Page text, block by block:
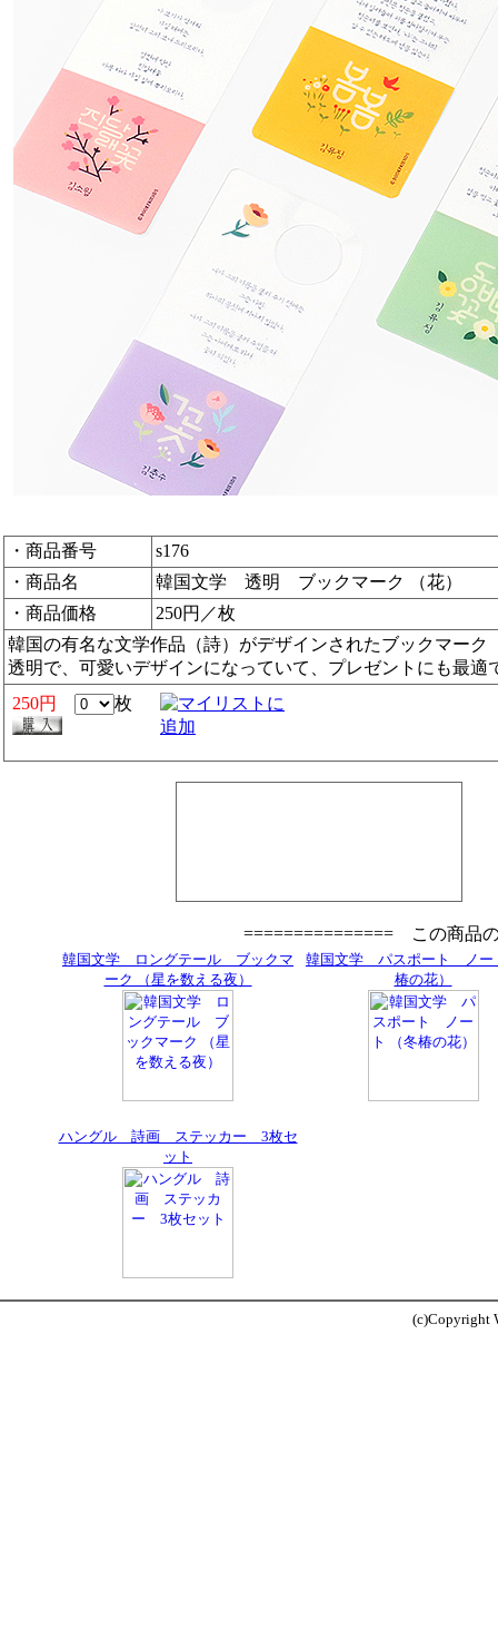
・商品番号
s176
・商品名
韓国文学 透明 ブックマーク （花）
・商品価格
250円／枚
韓国の有名な文学作品（詩）がデザインされたブックマーク
透明で、可愛いデザインになっていて、プレゼントにも最適
250円
枚
=============== この商品
韓国文学 ロングテール ブックマ
ーク （星を数える夜）
韓国文学 パスポート ノー
椿の花）
ハングル 詩画 ステッカー 3枚セ
ット
(c)Copyright